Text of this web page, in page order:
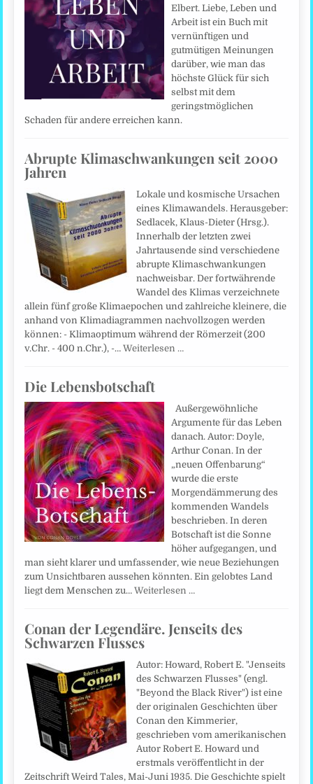
Elbert. Liebe, Leben und
Arbeit ist ein Buch mit
vernünftigen und
gutmütigen Meinungen
darüber, wie man das
höchste Glück für sich
selbst mit dem
geringstmöglichen
Schaden für andere erreichen kann.
Abrupte Klimaschwankungen seit 2000
Jahren
Lokale und kosmische Ursachen
eines Klimawandels. Herausgeber:
Sedlacek, Klaus-Dieter (Hrsg.).
Innerhalb der letzten zwei
Jahrtausende sind verschiedene
abrupte Klimaschwankungen
nachweisbar. Der fortwährende
Wandel des Klimas verzeichnete
allein fünf große Klimaepochen und zahlreiche kleinere, die
anhand von Klimadiagrammen nachvollzogen werden
können: - Klimaoptimum während der Römerzeit (200
v.Chr. - 400 n.Chr.), -…Weiterlesen …
Die Lebensbotschaft
Außergewöhnliche
Argumente für das Leben
danach. Autor: Doyle,
Arthur Conan. In der
„neuen Offenbarung“
wurde die erste
Morgendämmerung des
kommenden Wandels
beschrieben. In deren
Botschaft ist die Sonne
höher aufgegangen, und
man sieht klarer und umfassender, wie neue Beziehungen
zum Unsichtbaren aussehen könnten. Ein gelobtes Land
liegt dem Menschen zu…Weiterlesen …
Conan der Legendäre. Jenseits des
Schwarzen Flusses
Autor: Howard, Robert E. "Jenseits
des Schwarzen Flusses" (engl.
"Beyond the Black River") ist eine
der originalen Geschichten über
Conan den Kimmerier,
geschrieben vom amerikanischen
Autor Robert E. Howard und
erstmals veröffentlicht in der
Zeitschrift Weird Tales, Mai-Juni 1935. Die Geschichte spielt